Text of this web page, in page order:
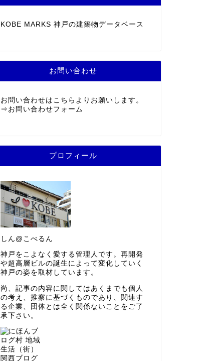
KOBE MARKS 神戸の建築物データベース
お問い合わせ
お問い合わせはこちらよりお願いします。
⇒ お問い合わせフォーム
プロフィール
しん@こべるん
神戸をこよなく愛する管理人です。再開発
や超高層ビルの誕生によって変化していく
神戸の姿を取材しています。
尚、記事の内容に関してはあくまでも個人
の考え、推察に基づくものであり、関連す
る企業、団体とは全く関係ないことをご了
承下さい。